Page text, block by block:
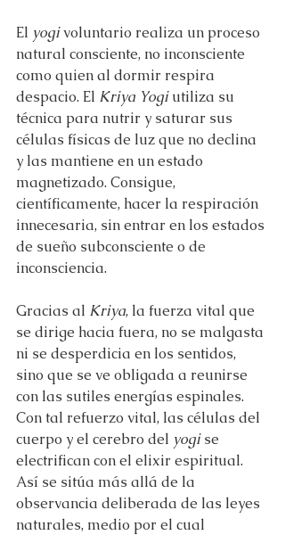
El yogi voluntario realiza un proceso
natural consciente, no inconsciente
como quien al dormir respira
despacio. El Kriya Yogi utiliza su
técnica para nutrir y saturar sus
células físicas de luz que no declina
y las mantiene en un estado
magnetizado. Consigue,
científicamente, hacer la respiración
innecesaria, sin entrar en los estados
de sueño subconsciente o de
inconsciencia.
Gracias al Kriya, la fuerza vital que
se dirige hacia fuera, no se malgasta
ni se desperdicia en los sentidos,
sino que se ve obligada a reunirse
con las sutiles energías espinales.
Con tal refuerzo vital, las células del
cuerpo y el cerebro del yogi se
electrifican con el elixir espiritual.
Así se sitúa más allá de la
observancia deliberada de las leyes
naturales, medio por el cual